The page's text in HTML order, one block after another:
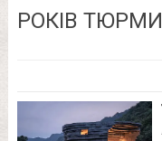
РОКІВ ТЮРМИ